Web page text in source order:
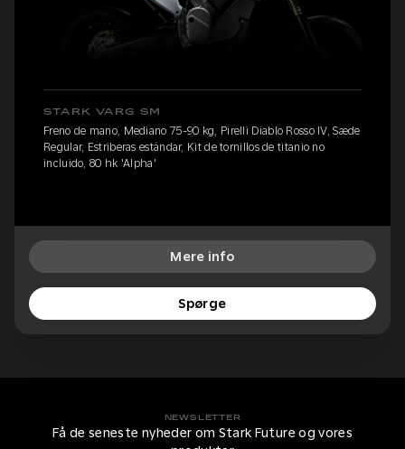
STARK VARG SM
Freno de mano, Mediano 75-90 kg, Pirelli Diablo Rosso IV, Sæde
Regular, Estriberas estándar, Kit de tornillos de titanio no
incluido, 80 hk 'Alpha'
Mere info
Spørge
NEWSLETTER
Få de seneste nyheder om Stark Future og vores